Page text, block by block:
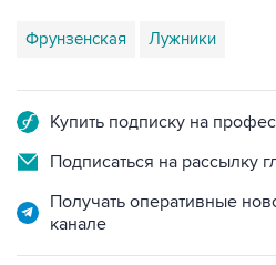
Фрунзенская Лужники
Купить подписку на
Подписаться на рассылку
Получать оперативные
канале